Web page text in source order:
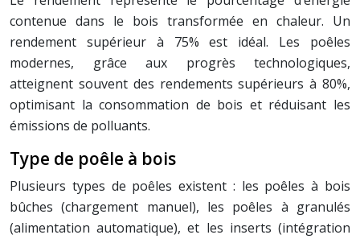
contenue dans le bois transformée en chaleur. Un
rendement supérieur à 75% est idéal. Les poêles
modernes, grâce aux progrès technologiques,
atteignent souvent des rendements supérieurs à 80%,
optimisant la consommation de bois et réduisant les
émissions de polluants.
Type de poêle à bois
Plusieurs types de poêles existent : les poêles à bois
bûches (chargement manuel), les poêles à granulés
(alimentation automatique), et les inserts (intégration